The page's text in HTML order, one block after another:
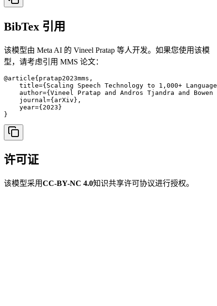
BibTex 引用
该模型由 Meta AI 的 Vineel Pratap 等人开发。如果您使用该模
型，请考虑引用 MMS 论文：
@article{pratap2023mms,
title={Scaling Speech Technology to 1,000+
author={Vineel Pratap and Andros Tjandra and
    journal={arXiv},
    year={2023}
}
许可证
该模型采用CC-BY-NC 4.0知识共享许可协议进行授权。